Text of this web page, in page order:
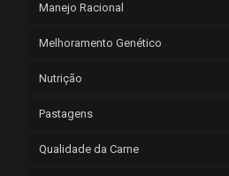
Manejo Racional
Melhoramento Genético
Nutrição
Pastagens
Qualidade da Carne